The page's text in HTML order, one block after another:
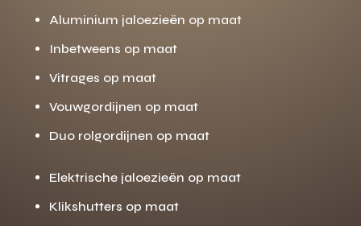
Aluminium jaloezieën op maat
Inbetweens op maat
Vitrages op maat
Vouwgordijnen op maat
Duo rolgordijnen op maat
Elektrische jaloezieën op maat
Klikshutters op maat